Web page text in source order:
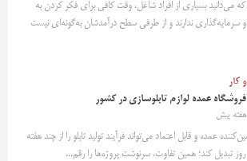
که می‌دانید بسیاری از افراد شاغل، وقت کافی برای فکر کردن به
و سرمایه‌گذاری ندارند و از طرفی سطح درآمدشان به‌گونه‌ای نیست
کار
فروشگاه عمده لوازم تابلوسازی در کشور
عمده و قابل اعتماد می‌تواند فرآیند تولید تابلو را از چند هفته
تبدیل کند؛ همین تفاوت، سرنوشت پروژه‌ها را رقم...